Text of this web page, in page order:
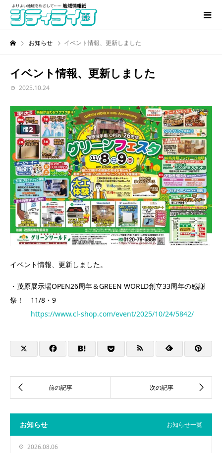
お知らせ イベント情報、更新しました
イベント情報、更新しました
2025.10.24
イベント情報、更新しました。
・茂原展示場OPEN26周年＆GREEN WORLD創立33周年の感謝
祭！ 11/8・9
https://www.cl-shop.com/event/2025/10/24/5842/
お知らせ お知らせ一覧
2026.08.06